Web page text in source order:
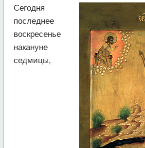
Сегодня
последнее
воскресенье
накануне
седмицы,